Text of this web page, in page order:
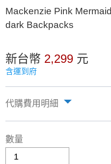
Mackenzie Pink
dark Backpacks
新台幣 2,299 元
含運到府
代購費用明細
數量